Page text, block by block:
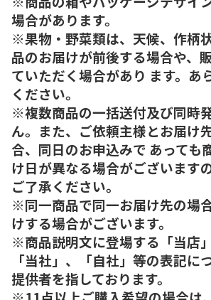
場合があります。
※果物・野菜類は、天候、作柄
品のお届けが前後する場合や、
ていただく場合があり ます。あ
ください。
※複数商品の一括送付及び同時
ん。また、ご依頼主様とお届け
合、同日のお申込みで あっても
け日が異なる場合がございます
ご了承ください。
※同一商品で同一お届け先の場
けする場合がございます。
※商品説明文に登場する「当店
「当社」、「自社」等の表記に
提供者を指しております。